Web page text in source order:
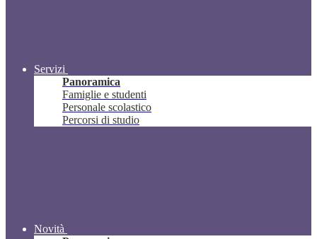
Servizi
Panoramica
Famiglie e studenti
Personale scolastico
Percorsi di studio
Novità